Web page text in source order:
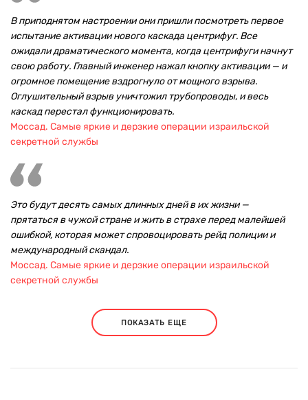
В приподнятом настроении они пришли посмотреть первое
испытание активации нового каскада центрифуг. Все
ожидали драматического момента, когда центрифуги начнут
свою работу. Главный инженер нажал кнопку активации — и
огромное помещение вздрогнуло от мощного взрыва.
Оглушительный взрыв уничтожил трубопроводы, и весь
каскад перестал функционировать.
Моссад. Самые яркие и дерзкие операции израильской
секретной службы
Это будут десять самых длинных дней в их жизни —
прятаться в чужой стране и жить в страхе перед малейшей
ошибкой, которая может спровоцировать рейд полиции и
международный скандал.
Моссад. Самые яркие и дерзкие операции израильской
секретной службы
ПОКАЗАТЬ ЕЩЕ